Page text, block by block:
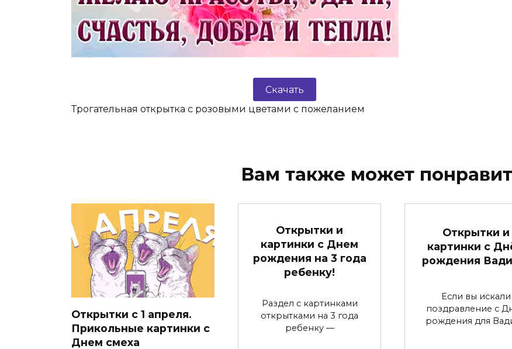
Скачать
Трогательная открытка с розовыми цветами с пожеланием
Вам также может
Открытки с 1 апреля.
Прикольные картинки с
Днем смеха
Открытки и
картинки с Днем
рождения на 3 года
ребенку!
Раздел с картинками
открытками на 3 года
ребенку —
Открытки и
картинки с
рождения
Если вы искали
поздравление с
рождения для